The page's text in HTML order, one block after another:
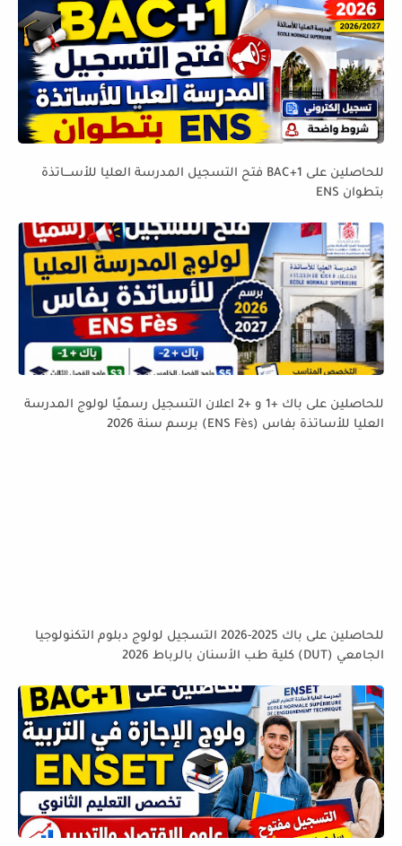
للحاصلين على BAC+1 فتح التسجيل المدرسة العليا للأســـاتذة
بتطوان ENS
للحاصلين على باك +1 و +2 اعلان التسجيل رسميًا لولوج المدرسة
العليا للأساتذة بفاس (ENS Fès) برسم سنة 2026
للحاصلين على باك 2025-2026 التسجيل لولوج دبلوم التكنولوجيا
الجامعي (DUT) كلية طب الأسنان بالرباط 2026